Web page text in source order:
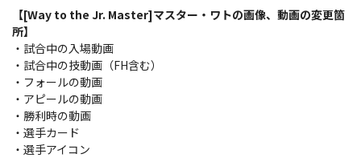
【[Way to the Jr. Master]マスター・ワトの画像、動画の変更箇
所】
・試合中の入場動画
・試合中の技動画（FH含む）
・フォールの動画
・アピールの動画
・勝利時の動画
・選手カード
・選手アイコン